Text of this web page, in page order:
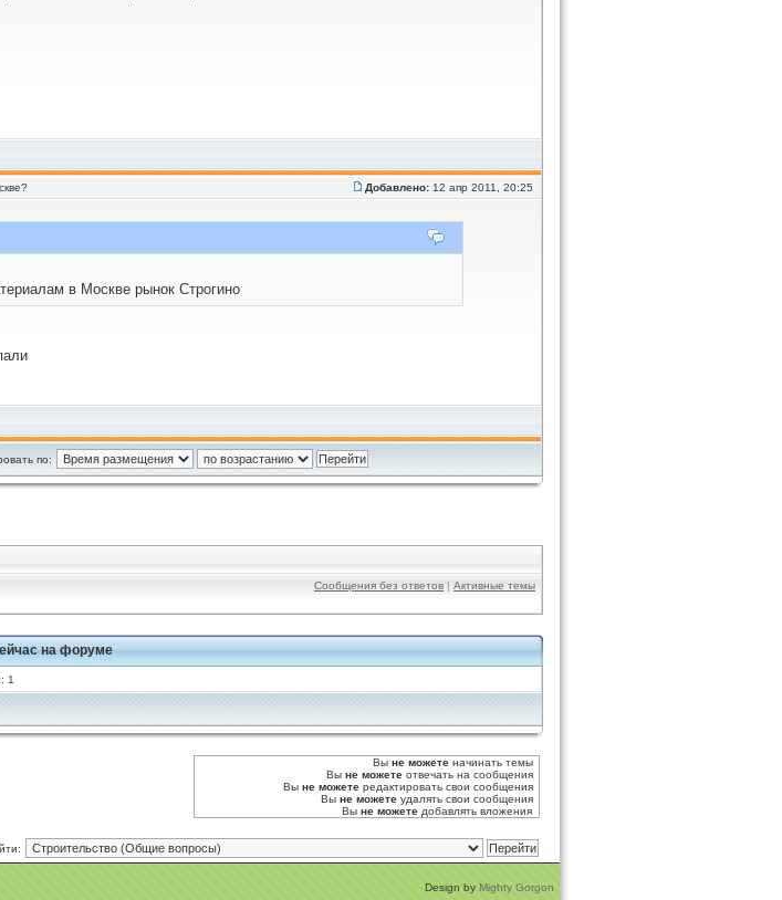
Добавлено: 12 апр 2011, 20:25
в Москве рынок Строгино
по:
Сообщения без ответов | Активные темы
на форуме
1
Вы не можете начинать темы
Вы не можете отвечать на сообщения
Вы не можете редактировать свои сообщения
Вы не можете удалять свои сообщения
Вы не можете добавлять вложения
Design by Mighty Gorgon